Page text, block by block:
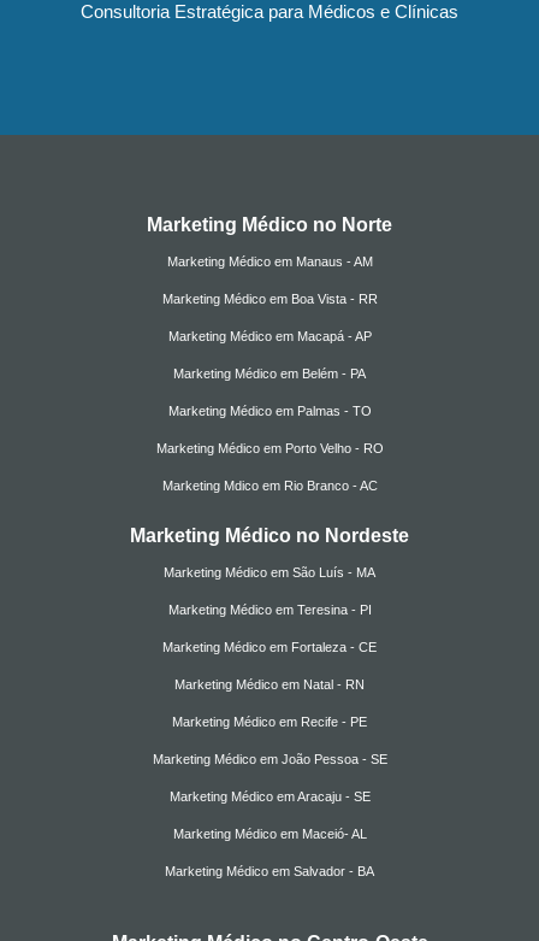
Consultoria Estratégica para Médicos e Clínicas
Marketing Médico no Norte
Marketing Médico em Manaus - AM
Marketing Médico em Boa Vista - RR
Marketing Médico em Macapá - AP
Marketing Médico em Belém - PA
Marketing Médico em Palmas - TO
Marketing Médico em Porto Velho - RO
Marketing Mdico em Rio Branco - AC
Marketing Médico no Nordeste
Marketing Médico em São Luís - MA
Marketing Médico em Teresina - PI
Marketing Médico em Fortaleza - CE
Marketing Médico em Natal - RN
Marketing Médico em Recife - PE
Marketing Médico em João Pessoa - SE
Marketing Médico em Aracaju - SE
Marketing Médico em Maceió- AL
Marketing Médico em Salvador - BA